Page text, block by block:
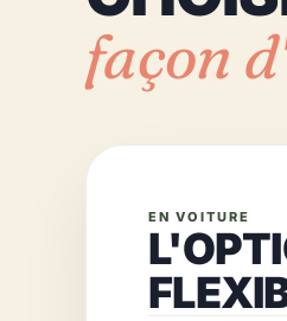
façon
EN VOITURE